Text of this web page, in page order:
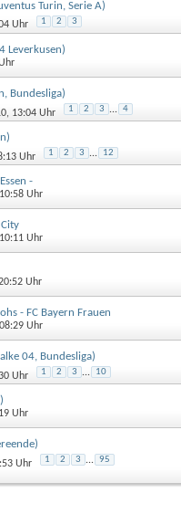
Turin, Serie A)
Uhr 1 2 3
Leverkusen)
Bundesliga)
13:04 Uhr 1 2 3 ... 4
Uhr 1 2 3 ... 12
-
Uhr
Uhr
Uhr
- FC Bayern Frauen
Uhr
04, Bundesliga)
Uhr 1 2 3 ... 10
Uhr
Uhr 1 2 3 ... 95